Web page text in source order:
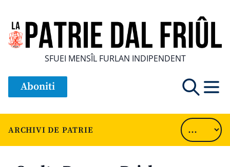
SFUEI MENSÎL FURLAN INDIPENDENT
Aboniti
ARCHIVI DE PATRIE